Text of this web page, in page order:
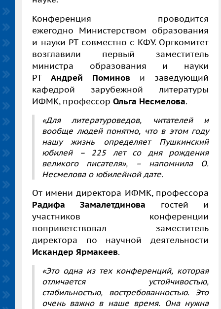
Конференция проводится
ежегодно Министерством образования
и науки РТ совместно с КФУ. Оргкомитет
возглавили первый заместитель
министра образования и науки
РТ Андрей Поминов и заведующий
кафедрой зарубежной литературы
ИФМК, профессор Ольга Несмелова.
«Для литературоведов, читателей и
вообще людей понятно, что в этом году
нашу жизнь определяет Пушкинский
юбилей – 225 лет со дня рождения
великого писателя», – напомнила О.
Несмелова о юбилейной дате.
От имени директора ИФМК, профессора
Радифа Замалетдинова гостей и
участников конференции
поприветствовал заместитель
директора по научной деятельности
Искандер Ярмакеев.
«Это одна из тех конференций, которая
отличается устойчивостью,
стабильностью, востребованностью. Это
очень важно в наше время. Она нужна